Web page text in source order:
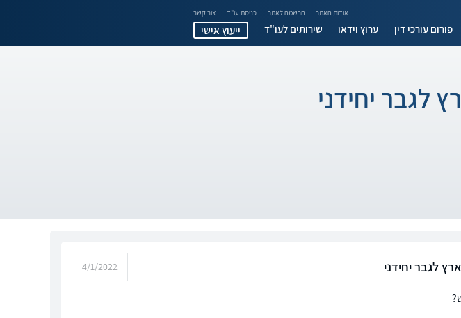
אודות האתר הרשמה לאתר כניסת עו"ד צור קשר
פורום עורכי דין ערוץ וידאו שירותים לעו"ד ייעוץ אישי
לגבר יחידני
לגבר יחידני 4/1/2022